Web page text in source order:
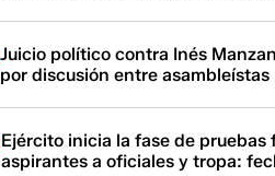
Juicio político contra Inés
por discusión entre asambleístas
Ejército inicia la fase de pruebas
aspirantes a oficiales y tropa: